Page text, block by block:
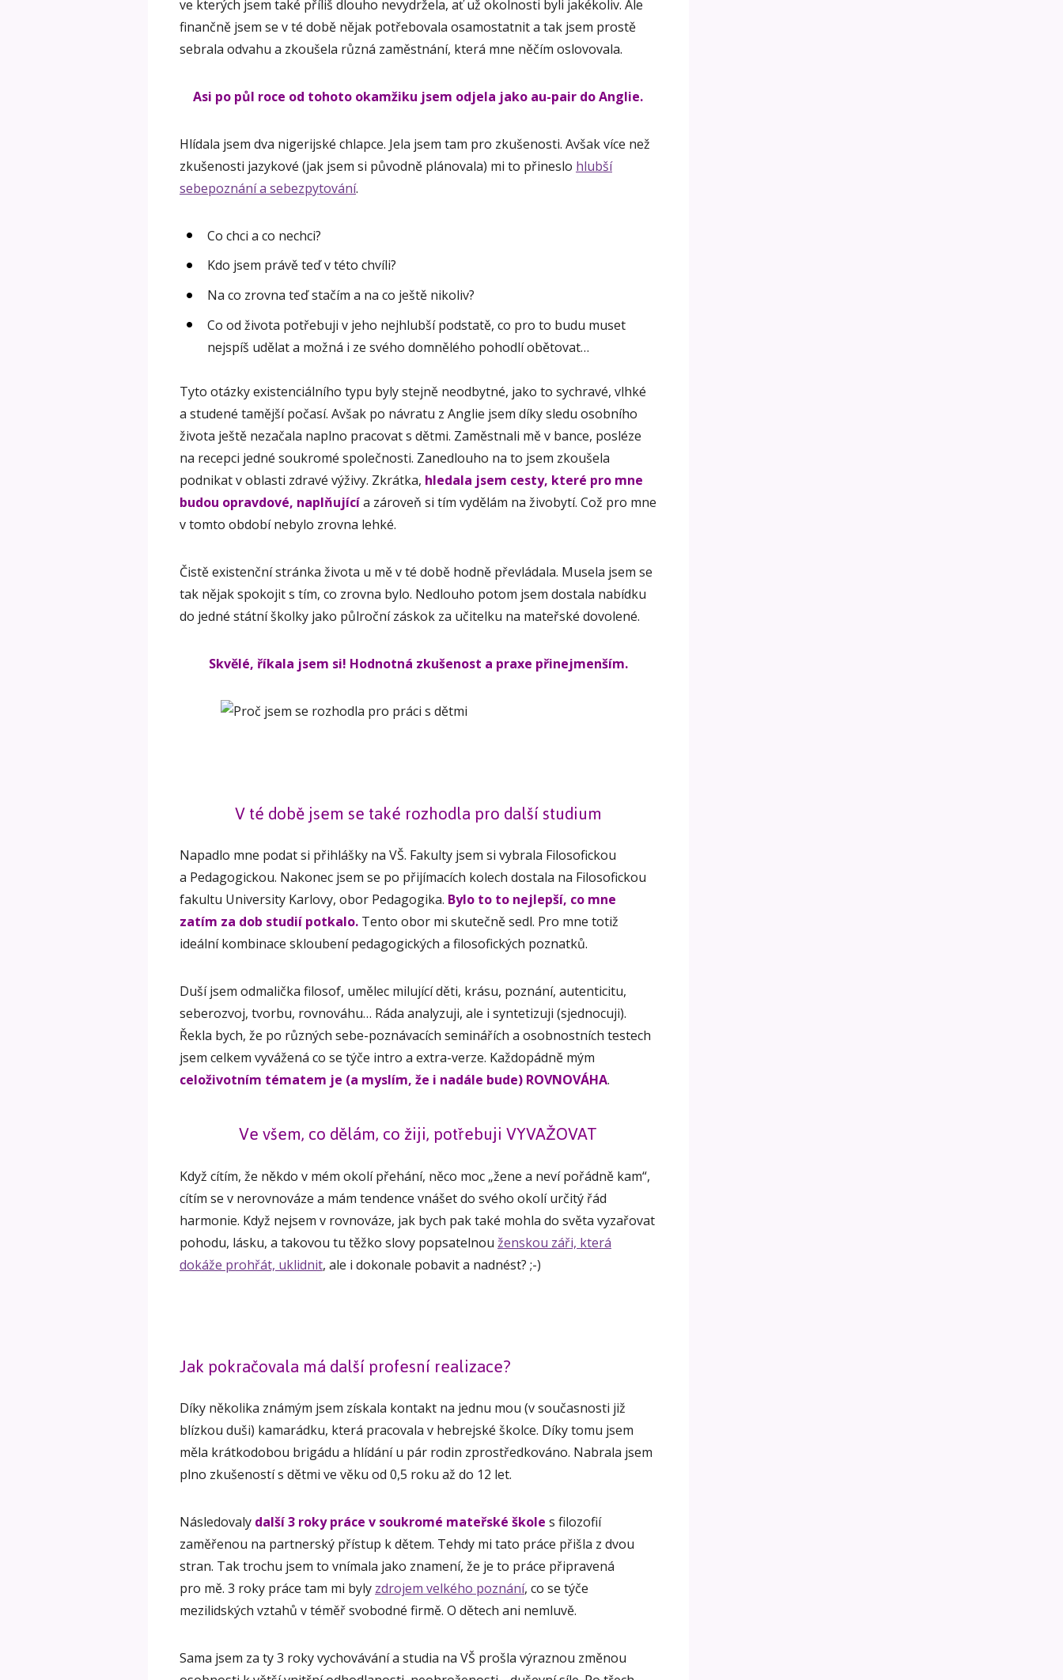
ve kterých jsem také příliš dlouho nevydržela, ať už okolnosti byli jakékoliv. Ale
finančně jsem se v té době nějak potřebovala osamostatnit a tak jsem prostě
sebrala odvahu a zkoušela různá zaměstnání, která mne něčím oslovovala.
Asi po půl roce od tohoto okamžiku jsem odjela jako au-pair do Anglie.
Hlídala jsem dva nigerijské chlapce. Jela jsem tam pro zkušenosti. Avšak více než
zkušenosti jazykové (jak jsem si původně plánovala) mi to přineslo hlubší
sebepoznání a sebezpytování.
Co chci a co nechci?
Kdo jsem právě teď v této chvíli?
Na co zrovna teď stačím a na co ještě nikoliv?
Co od života potřebuji v jeho nejhlubší podstatě, co pro to budu muset
nejspíš udělat a možná i ze svého domnělého pohodlí obětovat…
Tyto otázky existenciálního typu byly stejně neodbytné, jako to sychravé, vlhké
a studené tamější počasí. Avšak po návratu z Anglie jsem díky sledu osobního
života ještě nezačala naplno pracovat s dětmi. Zaměstnali mě v bance, posléze
na recepci jedné soukromé společnosti. Zanedlouho na to jsem zkoušela
podnikat v oblasti zdravé výživy. Zkrátka, hledala jsem cesty, které pro mne
budou opravdové, naplňujícía zároveň si tím vydělám na živobytí. Což pro mne
v tomto období nebylo zrovna lehké.
Čistě existenční stránka života u mě v té době hodně převládala. Musela jsem se
tak nějak spokojit s tím, co zrovna bylo. Nedlouho potom jsem dostala nabídku
do jedné státní školky jako půlroční záskok za učitelku na mateřské dovolené.
Skvělé, říkala jsem si! Hodnotná zkušenost a praxe přinejmenším.
V té době jsem se také rozhodla pro další studium
Napadlo mne podat si přihlášky na VŠ. Fakulty jsem si vybrala Filosofickou
a Pedagogickou. Nakonec jsem se po přijímacích kolech dostala na Filosofickou
fakultu University Karlovy, obor Pedagogika. Bylo to to nejlepší, co mne
zatím za dob studií potkalo. Tento obor mi skutečně sedl. Pro mne totiž
ideální kombinace skloubení pedagogických a filosofických poznatků.
Duší jsem odmalička filosof, umělec milující děti, krásu, poznání, autenticitu,
seberozvoj, tvorbu, rovnováhu… Ráda analyzuji, ale i syntetizuji (sjednocuji).
Řekla bych, že po různých sebe-poznávacích seminářích a osobnostních testech
jsem celkem vyvážená co se týče intro a extra-verze. Každopádně mým
celoživotním tématem je (a myslím, že i nadále bude) ROVNOVÁHA.
Ve všem, co dělám, co žiji, potřebuji VYVAŽOVAT
Když cítím, že někdo v mém okolí přehání, něco moc „žene a neví pořádně kam“,
cítím se v nerovnováze a mám tendence vnášet do svého okolí určitý řád
harmonie. Když nejsem v rovnováze, jak bych pak také mohla do světa vyzařovat
pohodu, lásku, a takovou tu těžko slovy popsatelnou ženskou záři, která
dokáže prohřát, uklidnit, ale i dokonale pobavit a nadnést? ;-)
Jak pokračovala má další profesní realizace?
Díky několika známým jsem získala kontakt na jednu mou (v současnosti již
blízkou duši) kamarádku, která pracovala v hebrejské školce. Díky tomu jsem
měla krátkodobou brigádu a hlídání u pár rodin zprostředkováno. Nabrala jsem
plno zkušeností s dětmi ve věku od 0,5 roku až do 12 let.
Následovaly další 3 roky práce v soukromé mateřské škole s filozofií
zaměřenou na partnerský přístup k dětem. Tehdy mi tato práce přišla z dvou
stran. Tak trochu jsem to vnímala jako znamení, že je to práce připravená
pro mě. 3 roky práce tam mi byly zdrojem velkého poznání, co se týče
mezilidských vztahů v téměř svobodné firmě. O dětech ani nemluvě.
Sama jsem za ty 3 roky vychovávání a studia na VŠ prošla výraznou změnou